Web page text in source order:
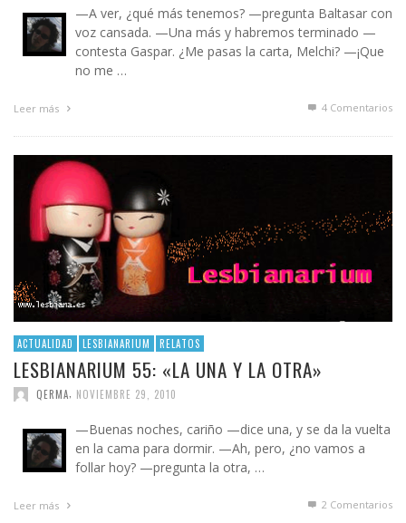
—A ver, ¿qué más tenemos? —pregunta Baltasar con
voz cansada. —Una más y habremos terminado —
contesta Gaspar. ¿Me pasas la carta, Melchi? —¡Que
no me …
Leer más 4 Comentarios
ACTUALIDAD LESBIANARIUM RELATOS
LESBIANARIUM 55: «LA UNA Y LA OTRA»
QERMA NOVIEMBRE 29, 2010
—Buenas noches, cariño —dice una, y se da la vuelta
en la cama para dormir. —Ah, pero, ¿no vamos a
follar hoy? —pregunta la otra, …
Leer más 2 Comentarios